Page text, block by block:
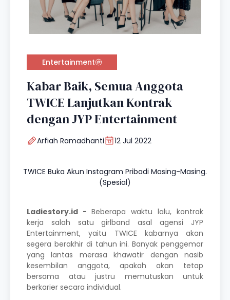
Entertainment
Kabar Baik, Semua Anggota
TWICE Lanjutkan Kontrak
dengan JYP Entertainment
Arfiah Ramadhanti 12 Jul 2022
TWICE Buka Akun Instagram Pribadi Masing-Masing.
(Spesial)
Ladiestory.id - Beberapa waktu lalu, kontrak
kerja salah satu girlband asal agensi JYP
Entertainment, yaitu TWICE kabarnya akan
segera berakhir di tahun ini. Banyak penggemar
yang lantas merasa khawatir dengan nasib
kesembilan anggota, apakah akan tetap
bersama atau justru memutuskan untuk
berkarier secara individual.